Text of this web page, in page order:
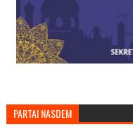
PARTAI NASDEM